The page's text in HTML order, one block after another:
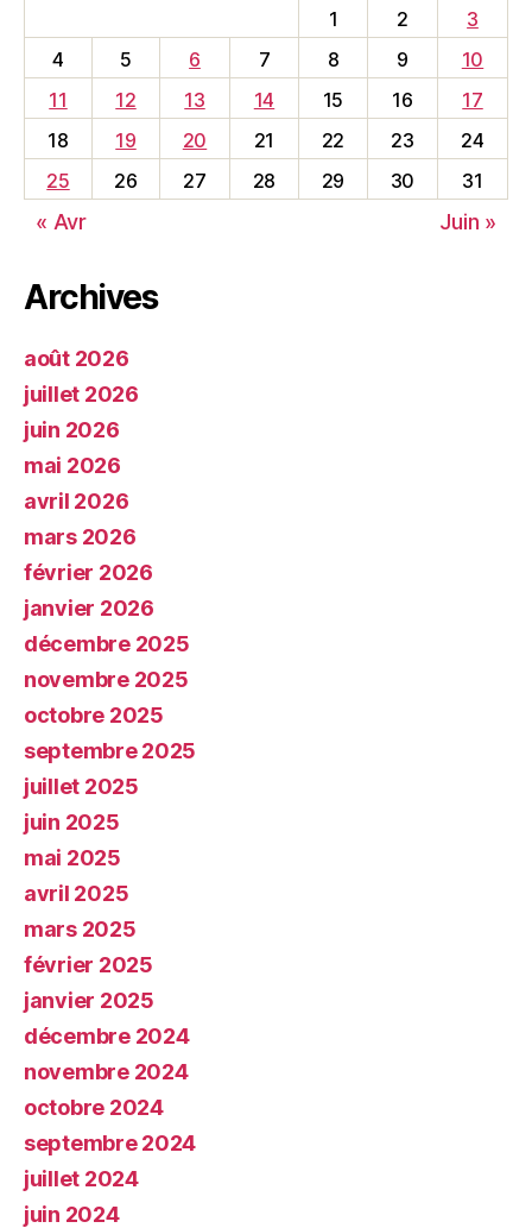
1
2
3
4
5 6 7 8 9
10
11
12 13 14 15 16
17
18
19 20 21 22 23
24
25
26 27 28 29 30 31
« Avr Juin »
Archives
août 2026
juillet 2026
juin 2026
mai 2026
avril 2026
mars 2026
février 2026
janvier 2026
décembre 2025
novembre 2025
octobre 2025
septembre 2025
juillet 2025
juin 2025
mai 2025
avril 2025
mars 2025
février 2025
janvier 2025
décembre 2024
novembre 2024
octobre 2024
septembre 2024
juillet 2024
juin 2024